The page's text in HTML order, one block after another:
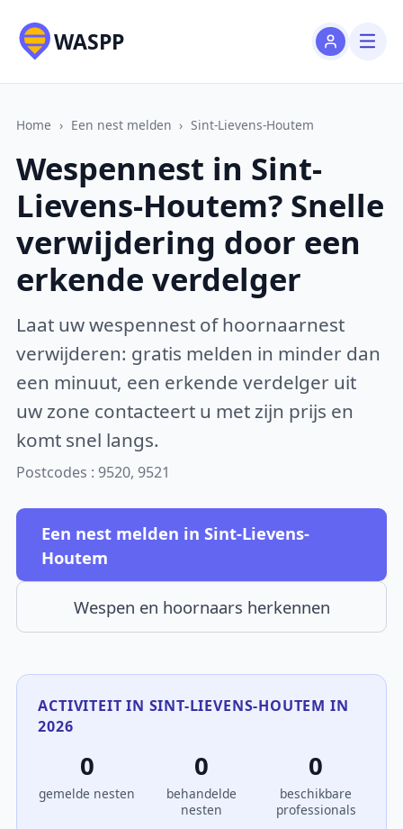
WASPP
Home › Een nest melden › Sint-Lievens-Houtem
Wespennest in Sint-
Lievens-Houtem? Snelle
verwijdering door een
erkende verdelger
Laat uw wespennest of hoornaarnest
verwijderen: gratis melden in minder dan
een minuut, een erkende verdelger uit
uw zone contacteert u met zijn prijs en
komt snel langs.
Postcodes : 9520, 9521
Een nest melden in Sint-Lievens-
Houtem
Wespen en hoornaars herkennen
ACTIVITEIT IN SINT-LIEVENS-HOUTEM IN
2026
0
gemelde nesten
0
behandelde
nesten
0
beschikbare
professionals